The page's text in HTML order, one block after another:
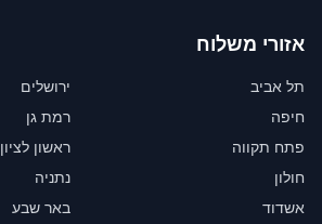
אזורי משלוח
תל אביב
ירושלים
חיפה
רמת גן
פתח תקווה
ראשון לציון
חולון
נתניה
אשדוד
באר שבע